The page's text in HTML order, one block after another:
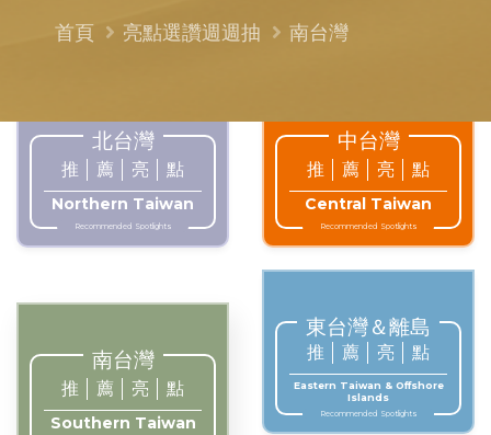
首頁 亮點選讚週週抽 南台灣
北台灣
推 薦 亮 點
Northern Taiwan
Recommended Spotlights
中台灣
推 薦 亮 點
Central Taiwan
Recommended Spotlights
南台灣
推 薦 亮 點
Southern Taiwan
東台灣＆離島
推 薦 亮 點
Eastern Taiwan & Offshore
Islands
Recommended Spotlights